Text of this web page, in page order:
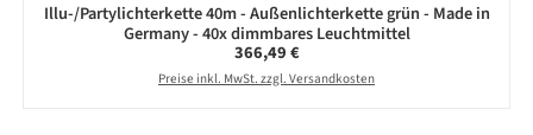
Illu-/Partylichterkette 40m - Außenlichterkette grün - Made in
Germany - 40x dimmbares Leuchtmittel
Regulärer Preis:
366,49 €
Preise inkl. MwSt. zzgl. Versandkosten